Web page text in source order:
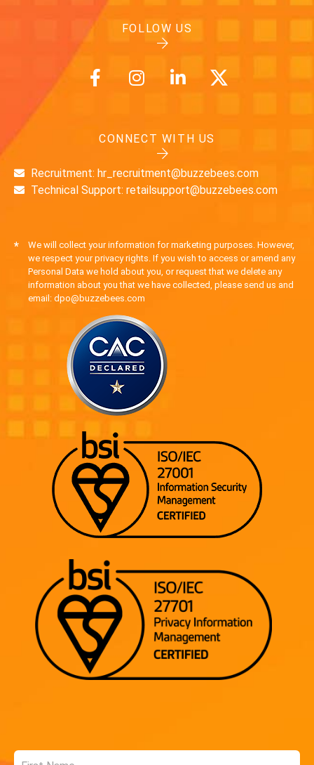
FOLLOW US
CONNECT WITH US
Recruitment: hr_recruitment@buzzebees.com
Technical Support: retailsupport@buzzebees.com
*
We will collect your information for marketing purposes. However,
we respect your privacy rights. If you wish to access or amend any
Personal Data we hold about you, or request that we delete any
information about you that we have collected, please send us and
email: dpo@buzzebees.com
Name